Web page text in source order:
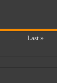
... Last »